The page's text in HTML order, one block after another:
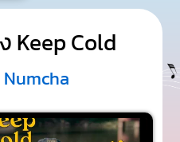
Keep Cold
Numcha